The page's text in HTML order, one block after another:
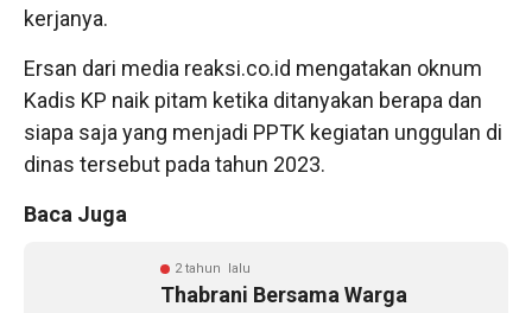
kerjanya.
Ersan dari media reaksi.co.id mengatakan oknum
Kadis KP naik pitam ketika ditanyakan berapa dan
siapa saja yang menjadi PPTK kegiatan unggulan di
dinas tersebut pada tahun 2023.
Baca Juga
2 tahun lalu
Thabrani Bersama Warga